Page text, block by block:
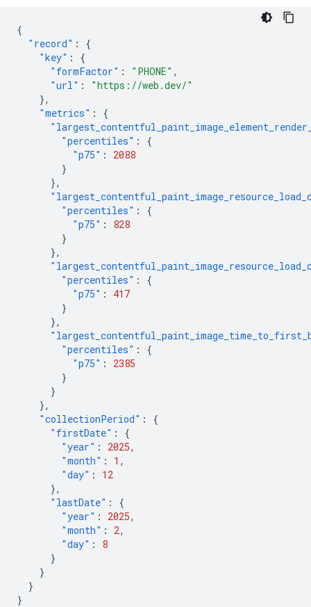
{
"record" :
{
"key" :
{
"formFactor" : "PHONE" ,
"url" :
"https://web.dev/"
},
"metrics" :
{
"percentiles" :
{
"p75" :
2088
}
},
"percentiles" :
{
"p75" :
828
}
},
"percentiles" :
{
"p75" :
417
}
},
"percentiles" :
{
"p75" :
2385
}
}
},
"collectionPeriod" :
{
"firstDate" :
{
"year" : 2025,
"month" : 1 ,
"day" :
12
},
"lastDate" :
{
"year" : 2025,
"month" : 2,
"day" :
8
}
}
}
}